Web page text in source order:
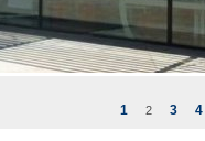
1 2 3 4